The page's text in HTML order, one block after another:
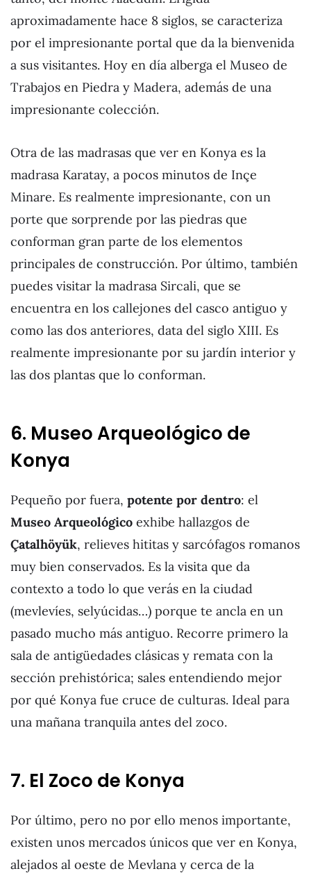
aproximadamente hace 8 siglos, se caracteriza
por el impresionante portal que da la bienvenida
a sus visitantes. Hoy en día alberga el Museo de
Trabajos en Piedra y Madera, además de una
impresionante colección.
Otra de las madrasas que ver en Konya es la
madrasa Karatay, a pocos minutos de Inçe
Minare. Es realmente impresionante, con un
porte que sorprende por las piedras que
conforman gran parte de los elementos
principales de construcción. Por último, también
puedes visitar la madrasa Sircali, que se
encuentra en los callejones del casco antiguo y
como las dos anteriores, data del siglo XIII. Es
realmente impresionante por su jardín interior y
las dos plantas que lo conforman.
6. Museo Arqueológico de
Konya
Pequeño por fuera, potente por dentro: el
Museo Arqueológico exhibe hallazgos de
Çatalhöyük, relieves hititas y sarcófagos romanos
muy bien conservados. Es la visita que da
contexto a todo lo que verás en la ciudad
(mevlevíes, selyúcidas…) porque te ancla en un
pasado mucho más antiguo. Recorre primero la
sala de antigüedades clásicas y remata con la
sección prehistórica; sales entendiendo mejor
por qué Konya fue cruce de culturas. Ideal para
una mañana tranquila antes del zoco.
7. El Zoco de Konya
Por último, pero no por ello menos importante,
existen unos mercados únicos que ver en Konya,
alejados al oeste de Mevlana y cerca de la